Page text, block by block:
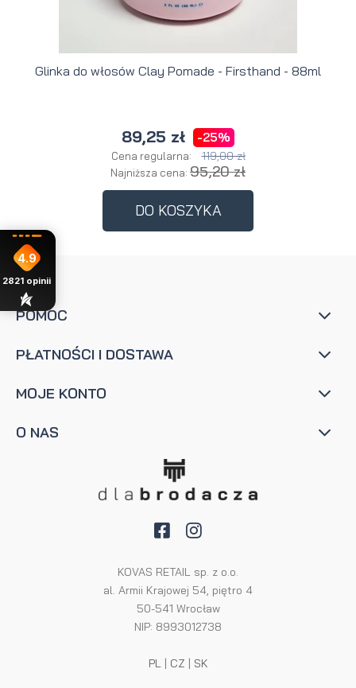
Glinka do włosów Clay Pomade - Firsthand - 88ml
89,25 zł -25%
Cena regularna: 119,00 zł
Najniższa cena: 95,20 zł
DO KOSZYKA
POMOC
PŁATNOŚCI I DOSTAWA
MOJE KONTO
O NAS
KOVAS RETAIL sp. z o.o.
al. Armii Krajowej 54, piętro 4
50-541 Wrocław
NIP: 8993012738
PL| CZ | SK
4.9
2821 opinii